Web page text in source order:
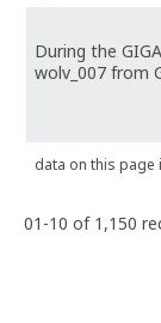
During the
wolv_007 from
data on this page
01-10 of 1,150